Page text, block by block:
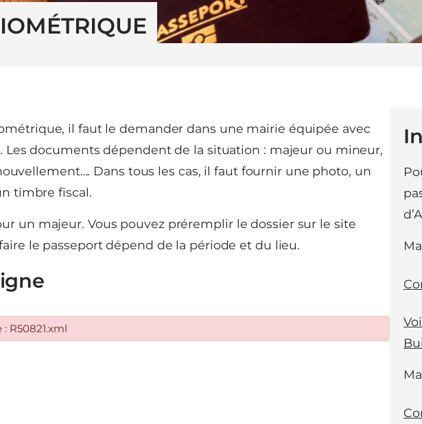
il faut le demander dans une mairie équipée avec
Les documents dépendent de la situation : majeur ou mineur,
Dans tous les cas, il faut fournir une photo, un
timbre fiscal.
un majeur. Vous pouvez préremplir le dossier sur le site
le passeport dépend de la période et du lieu.
R50821.xml